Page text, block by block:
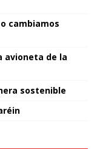
cambiamos
avioneta de la
sostenible